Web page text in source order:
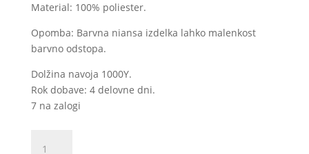
Material: 100% poliester.
Opomba: Barvna niansa izdelka lahko malenkost
barvno odstopa.
Dolžina navoja 1000Y.
Rok dobave: 4 delovne dni.
7 na zalogi